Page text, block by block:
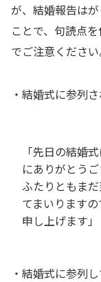
が、結婚報告は
ことで、句読点
でご注意ください
・結婚式に参列
「先日の結
にありがとう
ふたりともま
てまいります
申し上げます」
・結婚式に参列